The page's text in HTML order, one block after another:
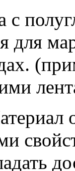
с
для